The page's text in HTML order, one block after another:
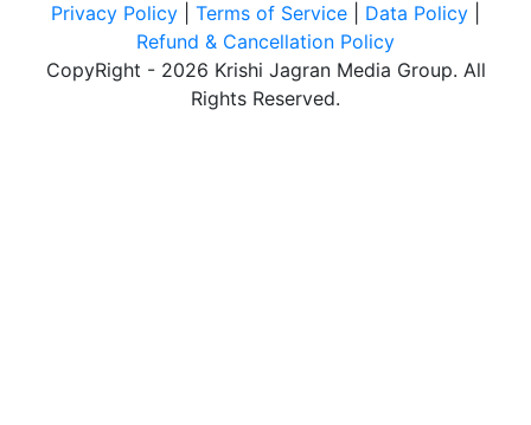
Privacy Policy Terms of Service Data Policy
Refund & Cancellation Policy
CopyRight - 2026 Krishi Jagran Media Group. All
Rights Reserved.